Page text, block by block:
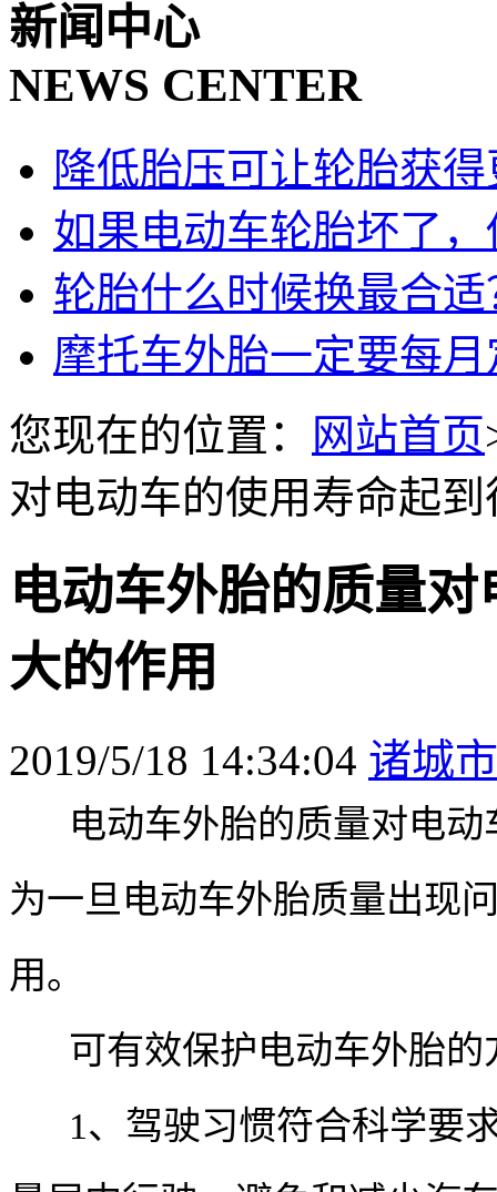
新闻中心
NEWS CENTER
降低胎压可让轮胎获
如果电动车轮胎坏了
轮胎什么时候换最合适
摩托车外胎一定要每
您现在的位置：
网站首页
对电动车的使用寿命起到
电动车外胎的质量
大的作用
2019/5/18 14:34:04 诸城
电动车外胎的质量对电动
为一旦电动车外胎质量出现
用。
可有效保护电动车外胎的
1、驾驶习惯符合科学要